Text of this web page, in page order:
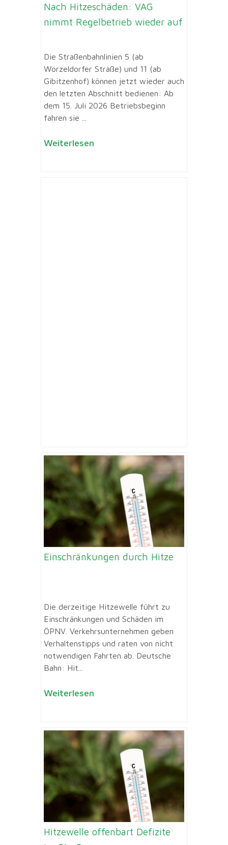
Nach Hitzeschäden: VAG
nimmt Regelbetrieb wieder auf
Die Straßenbahnlinien 5 (ab
Worzeldorfer Straße) und 11 (ab
Gibitzenhof) können jetzt wieder auch
den letzten Abschnitt bedienen: Ab
dem 15. Juli 2026 Betriebsbeginn
fahren sie ...
Weiterlesen
Einschränkungen durch Hitze
Die derzeitige Hitzewelle führt zu
Einschränkungen und Schäden im
ÖPNV. Verkehrsunternehmen geben
Verhaltenstipps und raten von nicht
notwendigen Fahrten ab. Deutsche
Bahn: Hit...
Weiterlesen
Hitzewelle offenbart Defizite